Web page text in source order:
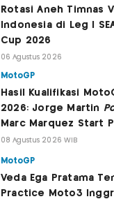
Rotasi Aneh Timnas
Indonesia di Leg I
Cup 2026
06 Agustus 2026
MotoGP
Hasil Kualifikasi
2026: Jorge Martin
Marc Marquez Start
08 Agustus 2026 WIB
MotoGP
Veda Ega Pratama
Practice Moto3